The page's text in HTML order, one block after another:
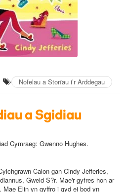
Nofelau a Storïau i’r Arddegau
a Sgidiau
Cymraeg: Gwenno Hughes.
Calon gan Cindy Jefferies,
Gweld S?r. Mae'r gyfres hon ar
Elin yn gyffro i gyd ei bod yn